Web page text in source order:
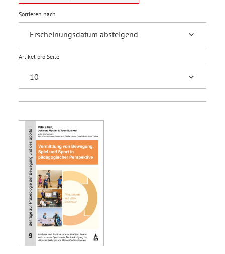
Sortieren nach
Artikel pro Seite